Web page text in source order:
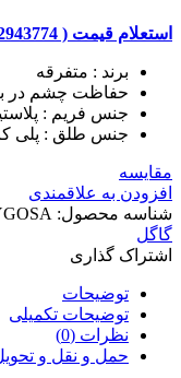
استعلام قیمت ( 09182943774 )
برند : متفرقه
حفاظت چشم در
جنس فریم :
جنس طلق : پلی
مقایسه
افزودن به علاقمندی
شناسه محصول:
گاگل
اشتراک گذاری
توضیحات
توضیحات تکمیلی
نظرات (0)
حمل و نقل و